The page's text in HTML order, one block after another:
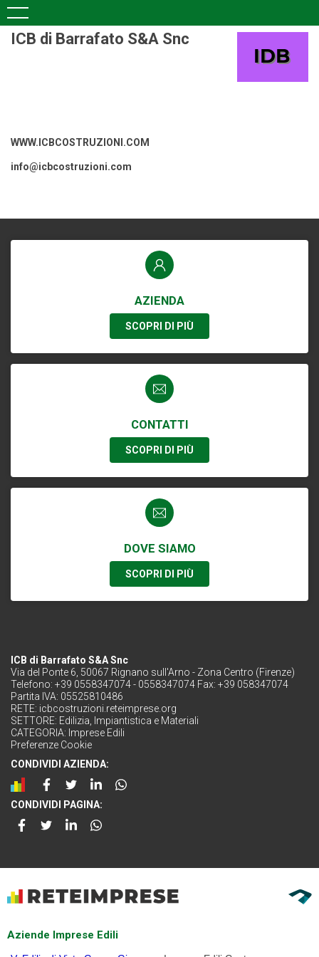
ICB di Barrafato S&A Snc
WWW.ICBCOSTRUZIONI.COM
info@icbcostruzioni.com
AZIENDA
SCOPRI DI PIÙ
CONTATTI
SCOPRI DI PIÙ
DOVE SIAMO
SCOPRI DI PIÙ
ICB di Barrafato S&A Snc
Via del Ponte 6, 50067 Rignano sull'Arno - Zona Centro (Firenze)
Telefono: +39 0558347074 - 0558347074 Fax: +39 058347074
Partita IVA: 05525810486
RETE: icbcostruzioni.reteimprese.org
SETTORE: Edilizia, Impiantistica e Materiali
CATEGORIA: Imprese Edili
Preferenze Cookie
CONDIVIDI AZIENDA:
CONDIVIDI PAGINA:
Aziende Imprese Edili